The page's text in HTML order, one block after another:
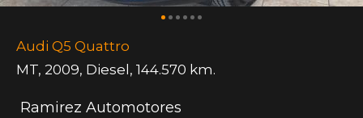
Audi Q5 Quattro
MT, 2009, Diesel , 144.570 km.
Ramirez Automotores